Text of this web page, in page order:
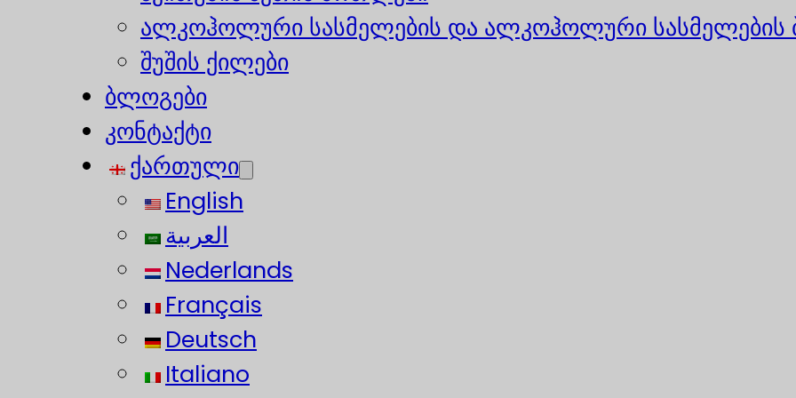
ალკოჰოლური სასმელების და ალკოჰოლური
შუშის ქილები
ბლოგები
კონტაქტი
ქართული
English
العربية
Nederlands
Français
Deutsch
Italiano